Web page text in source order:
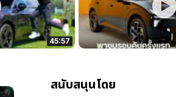
45:57
สนับสนุนโดย